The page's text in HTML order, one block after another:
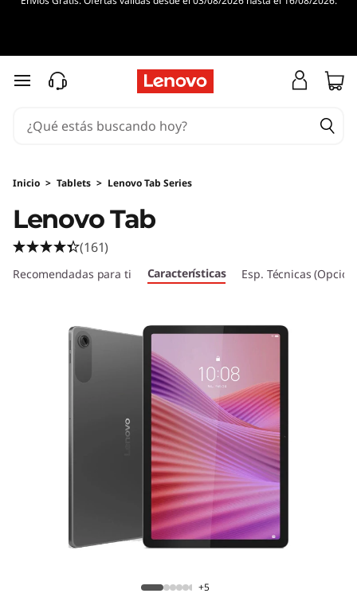
e
n
o
T
a
Ir al contenido principal
Inicio > Tablets > Lenovo Tab Series
Lenovo Tab
(161)
Recomendadas para ti Características Esp. Técnicas
+5